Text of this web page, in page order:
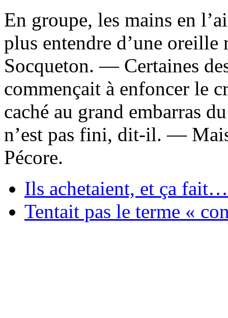
En groupe, les mains en
plus entendre d’une
Socqueton. — Certaines
commençait à enfoncer le
caché au grand embarras
n’est pas fini, dit-il. —
Pécore.
Ils achetaient, et ça
Tentait pas le terme «